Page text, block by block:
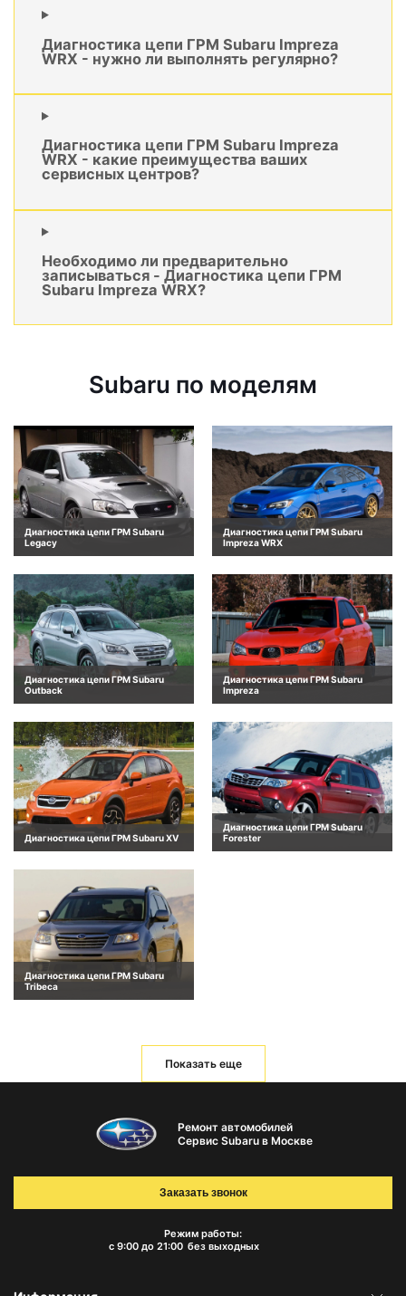
Диагностика цепи ГРМ Subaru Impreza
WRX - нужно ли выполнять регулярно?
Диагностика цепи ГРМ Subaru Impreza
WRX - какие преимущества ваших
сервисных центров?
Необходимо ли предварительно
записываться - Диагностика цепи ГРМ
Subaru Impreza WRX?
Subaru по моделям
Диагностика цепи ГРМ Subaru
Legacy
Диагностика цепи ГРМ Subaru
Impreza WRX
Диагностика цепи ГРМ Subaru
Outback
Диагностика цепи ГРМ Subaru
Impreza
Диагностика цепи ГРМ Subaru XV
Диагностика цепи ГРМ Subaru
Forester
Диагностика цепи ГРМ Subaru
Tribeca
Показать еще
Ремонт автомобилей
Сервис Subaru в Москве
Режим работы:
с 9:00 до 21:00 без выходных
Заказать звонок